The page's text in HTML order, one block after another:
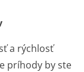
a rýchlosť
príhody by ste